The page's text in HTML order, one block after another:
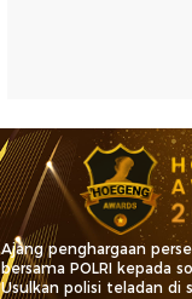
Ajang penghargaan
bersama POLRI kepada
Usulkan polisi teladan di